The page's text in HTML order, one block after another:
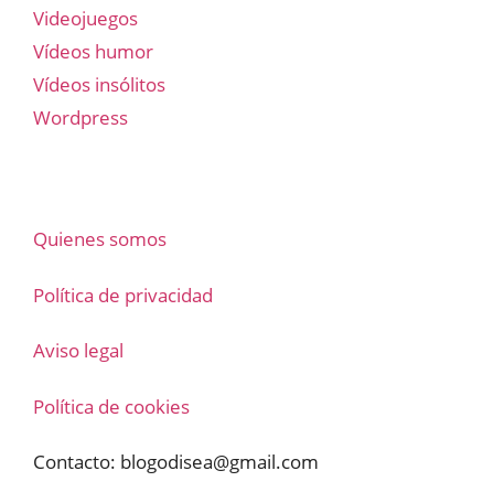
Videojuegos
Vídeos humor
Vídeos insólitos
Wordpress
Quienes somos
Política de privacidad
Aviso legal
Política de cookies
Contacto: blogodisea@gmail.com